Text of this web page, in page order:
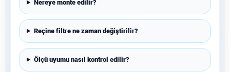
Nereye monte edilir?
Reçine filtre ne zaman değiştirilir?
Ölçü uyumu nasıl kontrol edilir?